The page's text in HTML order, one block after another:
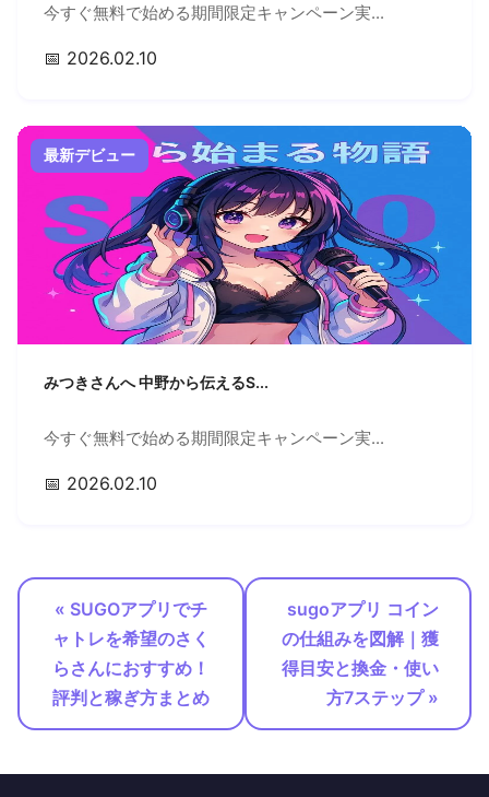
今すぐ無料で始める期間限定キャンペーン実...
📅 2026.02.10
最新デビュー
みつきさんへ 中野から伝えるS...
今すぐ無料で始める期間限定キャンペーン実...
📅 2026.02.10
« SUGOアプリでチ
ャトレを希望のさく
らさんにおすすめ！
評判と稼ぎ方まとめ
sugoアプリ コイン
の仕組みを図解｜獲
得目安と換金・使い
方7ステップ »